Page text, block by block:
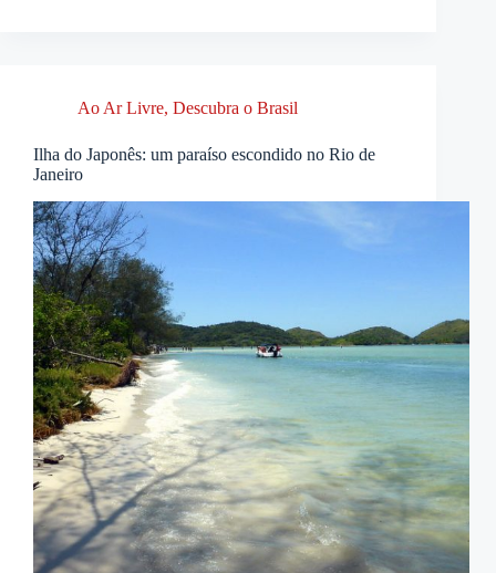
Ao Ar Livre, Descubra o Brasil
Ilha do Japonês: um paraíso escondido no Rio de
Janeiro